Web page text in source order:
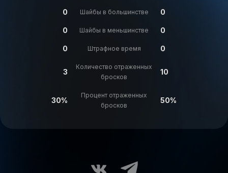
0 Шайбы в большинстве 0
0 Шайбы в меньшинстве 0
0 Штрафное время 0
3
Количество отраженных
бросков
10
30%
Процент отраженных
бросков
50%